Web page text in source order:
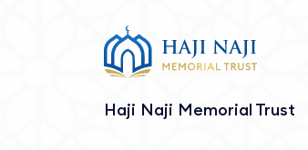
Haji Naji Memorial Trust